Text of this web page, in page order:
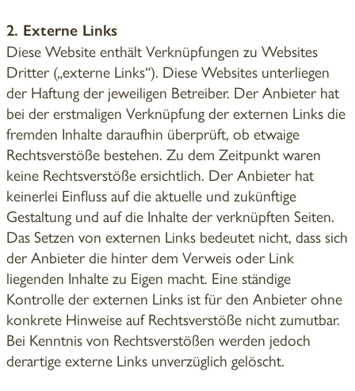
2. Externe Links
Diese Website enthält Verknüpfungen zu Websites
Dritter („externe Links“). Diese Websites unterliegen
der Haftung der jeweiligen Betreiber. Der Anbieter hat
bei der erstmaligen Verknüpfung der externen Links die
fremden Inhalte daraufhin überprüft, ob etwaige
Rechtsverstöße bestehen. Zu dem Zeitpunkt waren
keine Rechtsverstöße ersichtlich. Der Anbieter hat
keinerlei Einfluss auf die aktuelle und zukünftige
Gestaltung und auf die Inhalte der verknüpften Seiten.
Das Setzen von externen Links bedeutet nicht, dass sich
der Anbieter die hinter dem Verweis oder Link
liegenden Inhalte zu Eigen macht. Eine ständige
Kontrolle der externen Links ist für den Anbieter ohne
konkrete Hinweise auf Rechtsverstöße nicht zumutbar.
Bei Kenntnis von Rechtsverstößen werden jedoch
derartige externe Links unverzüglich gelöscht.